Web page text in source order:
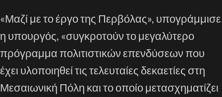
«Μαζί με το έργο της Περβόλας», υπογράμμισε
η υπουργός, «συγκροτούν το μεγαλύτερο
πρόγραμμα πολιτιστικών επενδύσεων που
έχει υλοποιηθεί τις τελευταίες δεκαετίες στη
Μεσαιωνική Πόλη και το οποίο μετασχηματίζει